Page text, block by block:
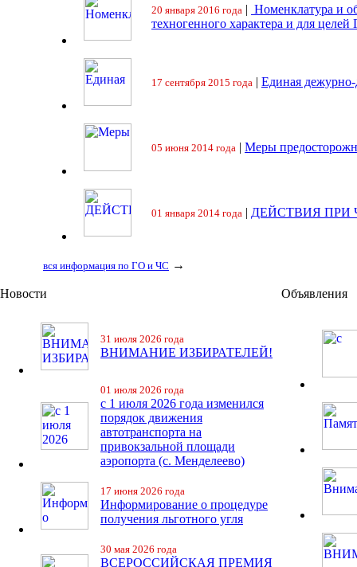
20 января 2016 года | Номенклатура и
техногенного характера и для целей
17 сентября 2015 года | Единая
05 июня 2014 года | Меры
01 января 2014 года | ДЕЙСТВИЯ ПРИ
вся информация по ГО и ЧС →
Новости
31 июля 2026 года
ВНИМАНИЕ ИЗБИРАТЕЛЕЙ!
01 июля 2026 года
с 1 июля 2026 года изменился
порядок движения
автотранспорта на
привокзальной площади
аэропорта (с. Менделеево)
17 июня 2026 года
Информирование о процедуре
получения льготного угля
30 мая 2026 года
ВСЕРОССИЙСКАЯ ПРЕМИЯ
Объявления